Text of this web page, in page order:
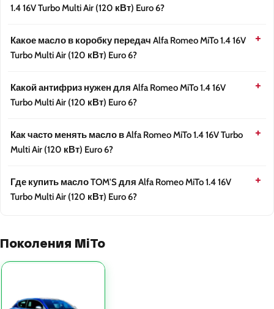
1.4 16V Turbo Multi Air (120 кВт) Euro 6?
Какое масло в коробку передач Alfa Romeo MiTo 1.4 16V
Turbo Multi Air (120 кВт) Euro 6?
Какой антифриз нужен для Alfa Romeo MiTo 1.4 16V
Turbo Multi Air (120 кВт) Euro 6?
Как часто менять масло в Alfa Romeo MiTo 1.4 16V Turbo
Multi Air (120 кВт) Euro 6?
Где купить масло TOM'S для Alfa Romeo MiTo 1.4 16V
Turbo Multi Air (120 кВт) Euro 6?
Поколения MiTo